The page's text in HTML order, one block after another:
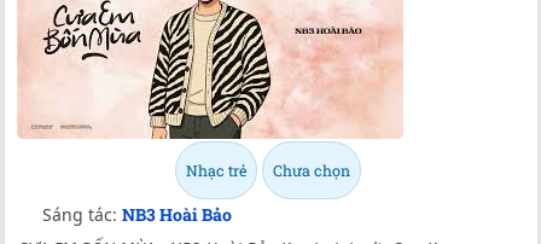
Nhạc trẻ Chưa chọn
Sáng tác: NB3 Hoài Bảo